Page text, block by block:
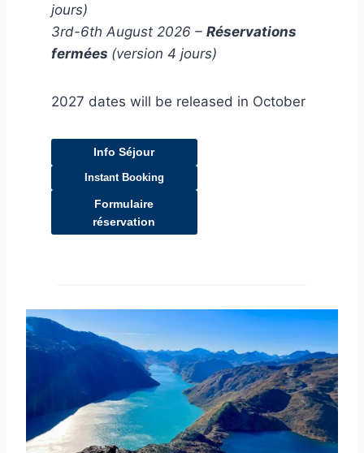
jours)
3rd-6th August 2026 – Réservations
fermées (version 4 jours)
2027 dates will be released in October
Info Séjour
Instant Booking
Formulaire
réservation